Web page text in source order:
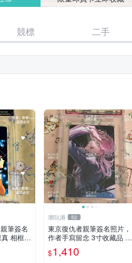
競標 二手
筆簽名
相框包
司 周邊
裝相
潮玩港 52
東京復仇者親筆簽名照片，
作者手寫留念 3寸收藏品 面
簽珍藏 東京裡ベンジャーズ
畫家原創 約3x5.5cm 簽名版
$1,410